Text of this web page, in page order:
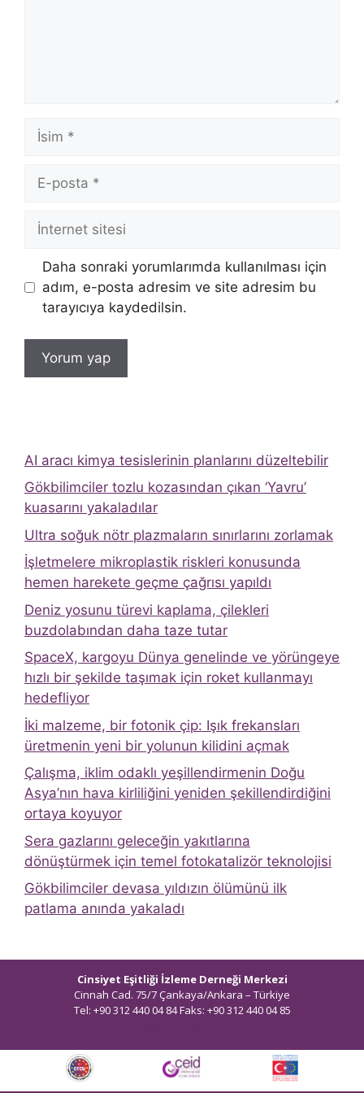
İsim
posta
İnternet
Daha sonraki yorumlarımda kullanılması için
adım, e-posta adresim ve site adresim bu
tarayıcıya kaydedilsin.
AI aracı kimya tesislerinin planlarını düzeltebilir
Gökbilimciler tozlu kozasından çıkan ‘Yavru’
kuasarını yakaladılar
Ultra soğuk nötr plazmaların sınırlarını zorlamak
İşletmelere mikroplastik riskleri konusunda
hemen harekete geçme çağrısı yapıldı
Deniz yosunu türevi kaplama, çilekleri
buzdolabından daha taze tutar
SpaceX, kargoyu Dünya genelinde ve yörüngeye
hızlı bir şekilde taşımak için roket kullanmayı
hedefliyor
İki malzeme, bir fotonik çip: Işık frekansları
üretmenin yeni bir yolunun kilidini açmak
Çalışma, iklim odaklı yeşillendirmenin Doğu
Asya’nın hava kirliliğini yeniden şekillendirdiğini
ortaya koyuyor
Sera gazlarını geleceğin yakıtlarına
dönüştürmek için temel fotokatalizör teknolojisi
Gökbilimciler devasa yıldızın ölümünü ilk
patlama anında yakaladı
Cinsiyet Eşitliği İzleme Derneği Merkezi
Cinnah Cad. 75/7 Çankaya/Ankara – Türkiye
Tel: +90 312 440 04 84 Faks: +90 312 440 04 85